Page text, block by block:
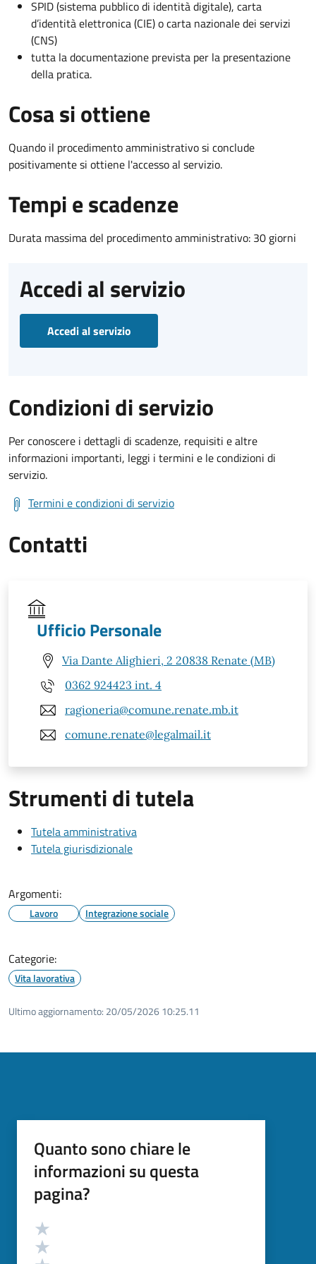
SPID (sistema pubblico di identità digitale), carta
d’identità elettronica (CIE) o carta nazionale dei servizi
(CNS)
tutta la documentazione prevista per la presentazione
della pratica.
Cosa si ottiene
Quando il procedimento amministrativo si conclude
positivamente si ottiene l'accesso al servizio.
Tempi e scadenze
Durata massima del procedimento amministrativo: 30 giorni
Accedi al servizio
Accedi al servizio
Condizioni di servizio
Per conoscere i dettagli di scadenze, requisiti e altre
informazioni importanti, leggi i termini e le condizioni di
servizio.
Termini e condizioni di servizio
Contatti
Ufficio Personale
Via Dante Alighieri, 2 20838 Renate (MB)
0362 924423 int. 4
ragioneria@comune.renate.mb.it
comune.renate@legalmail.it
Strumenti di tutela
Tutela amministrativa
Tutela giurisdizionale
Argomenti:
Lavoro Integrazione sociale
Categorie:
Vita lavorativa
Ultimo aggiornamento: 20/05/2026 10:25.11
Quanto sono chiare le
informazioni su questa
pagina?
Valutazione